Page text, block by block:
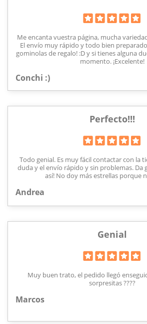
Me encanta vuestra página, mucha
El envío muy rápido y todo bien
gominolas de regalo! :D y si tienes alguna
momento. ¡Excelente!
Conchi :)
Perfecto!!!
Todo genial. Es muy fácil contactar con la
duda y el envío rápido y sin problemas. Da
así! No doy más estrellas porque
Andrea
Genial
Muy buen trato, el pedido llegó
sorpresitas ????
Marcos